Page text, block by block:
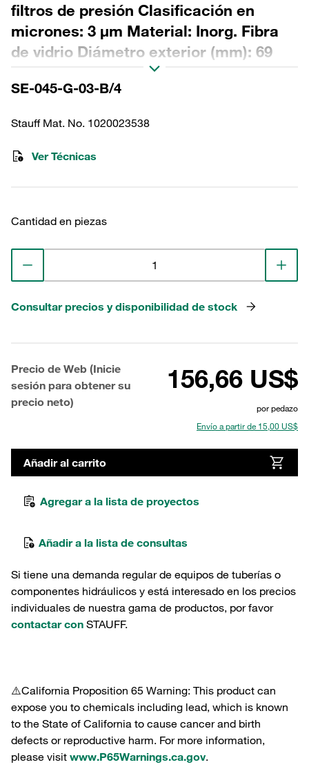
filtros de presión Clasificación en
micrones: 3 µm Material: Inorg. Fibra
de vidrio Diámetro exterior (mm): 69
Diámetro interior (mm): 34,2 Longitud
(mm): 116 Sellado: NBR, relación β
SE-045-G-03-B/4
Stauff Mat. No. 1020023538
Ver Técnicas
Cantidad en piezas
Consultar precios y disponibilidad de stock
Precio de Web (Inicie
sesión para obtener su
precio neto)
156,66 US$
por pedazo
Envío a partir de 15,00 US$
Añadir al carrito
Agregar a la lista de proyectos
Añadir a la lista de consultas
Si tiene una demanda regular de equipos de tuberías o
componentes hidráulicos y está interesado en los precios
individuales de nuestra gama de productos, por favor
contactar con STAUFF.
⚠️California Proposition 65 Warning: This product can
expose you to chemicals including lead, which is known
to the State of California to cause cancer and birth
defects or reproductive harm. For more information,
please visit www.P65Warnings.ca.gov.